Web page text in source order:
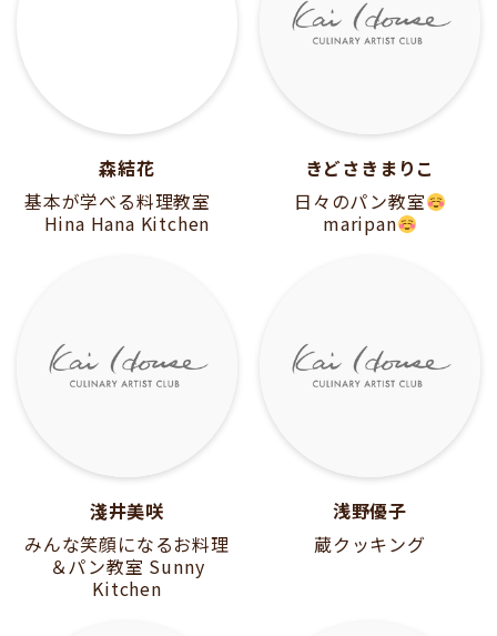
森結花
基本が学べる料理教室
Hina Hana Kitchen
きどさきまりこ
日々のパン教室
maripan
淺井美咲
みんな笑顔になるお料理
＆パン教室 Sunny
Kitchen
浅野優子
蔵クッキング